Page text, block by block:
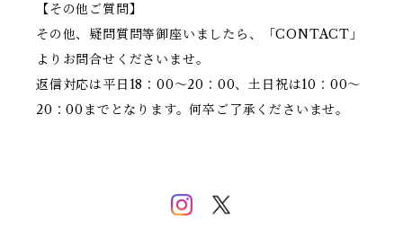
【その他ご質問】
その他、疑問質問等御座いましたら、「CONTACT」
よりお問合せくださいませ。
返信対応は平日18：00～20：00、土日祝は10：00～
20：00までとなります。何卒ご了承くださいませ。